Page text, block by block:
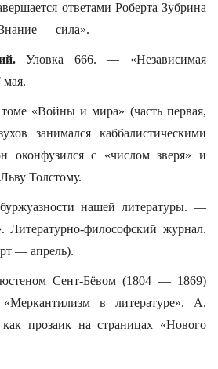
ответами Роберта Зубрина
— сила».
Уловка 666. — «Независимая
мая.
«Войны и мира» (часть первая,
занимался каббалистическими
оконфузился с «числом зверя» и
Толстому.
нашей литературы. —
Литературно-философский журнал.
— апрель).
Сент-Бёвом (1804 — 1869)
в литературе». А.
прозаик на страницах «Нового